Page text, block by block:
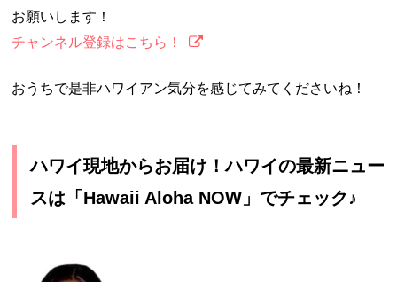
お願いします！
チャンネル登録はこちら！
おうちで是非ハワイアン気分を感じてみてくださいね！
ハワイ現地からお届け！ハワイの最新ニュー
スは「Hawaii Aloha NOW」でチェック♪